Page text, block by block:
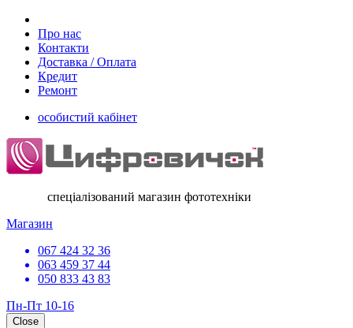
Про нас
Контакти
Доставка / Оплата
Кредит
Ремонт
особистий кабінет
спеціалізований магазин фототехніки
Магазин
067 424 32 36
063 459 37 44
050 833 43 83
Пн-Пт 10-16
Close